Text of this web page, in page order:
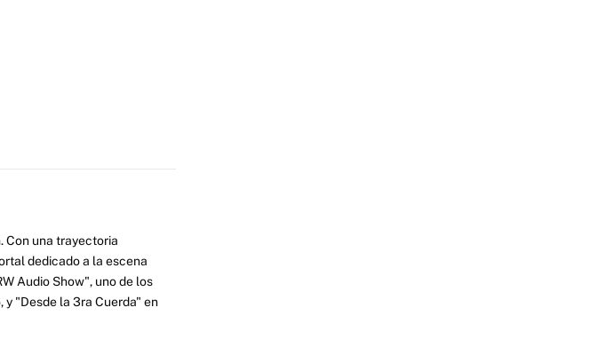
Con una trayectoria
dedicado a la escena
Audio Show", uno de los
y "Desde la 3ra Cuerda" en